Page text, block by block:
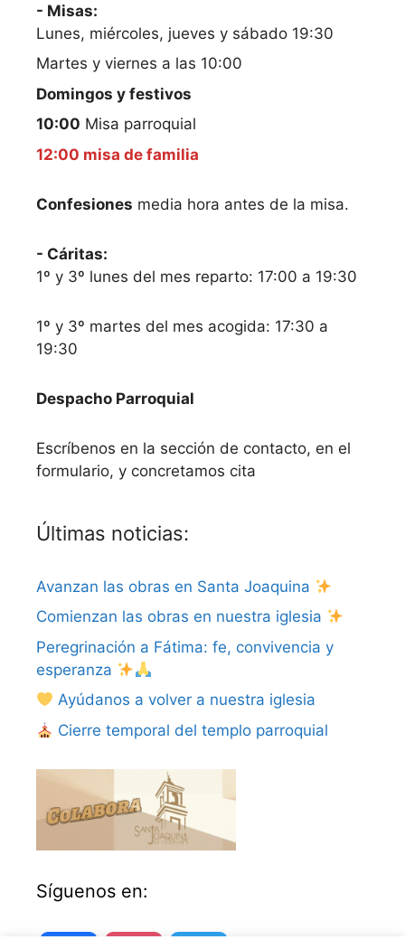
- Misas:
Lunes, miércoles, jueves y sábado 19:30
Martes y viernes a las 10:00
Domingos y festivos
10:00 Misa parroquial
12:00 misa de familia
Confesiones media hora antes de la misa.
- Cáritas:
1º y 3º lunes del mes reparto: 17:00 a 19:30
1º y 3º martes del mes acogida: 17:30 a
19:30
Despacho Parroquial
Escríbenos en la sección de contacto, en el
formulario, y concretamos cita
Últimas noticias:
Avanzan las obras en Santa Joaquina
Comienzan las obras en nuestra iglesia
Peregrinación a Fátima: fe, convivencia y
esperanza
Ayúdanos a volver a nuestra iglesia
Cierre temporal del templo parroquial
Síguenos en: